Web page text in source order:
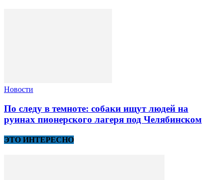
Новости
По следу в темноте: собаки ищут людей на
руинах пионерского лагеря под Челябинском
ЭТО ИНТЕРЕСНО